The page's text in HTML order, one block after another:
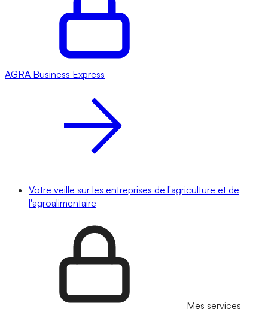
AGRA Business Express
Votre veille sur les entreprises de l'agriculture et de
l'agroalimentaire
Mes services